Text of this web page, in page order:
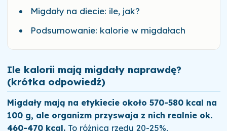
Migdały na diecie: ile, jak?
Podsumowanie: kalorie w migdałach
Ile kalorii mają migdały naprawdę?
(krótka odpowiedź)
Migdały mają na etykiecie około 570-580 kcal na
100 g, ale organizm przyswaja z nich realnie ok.
460-470 kcal.To różnica rzędu 20-25%,